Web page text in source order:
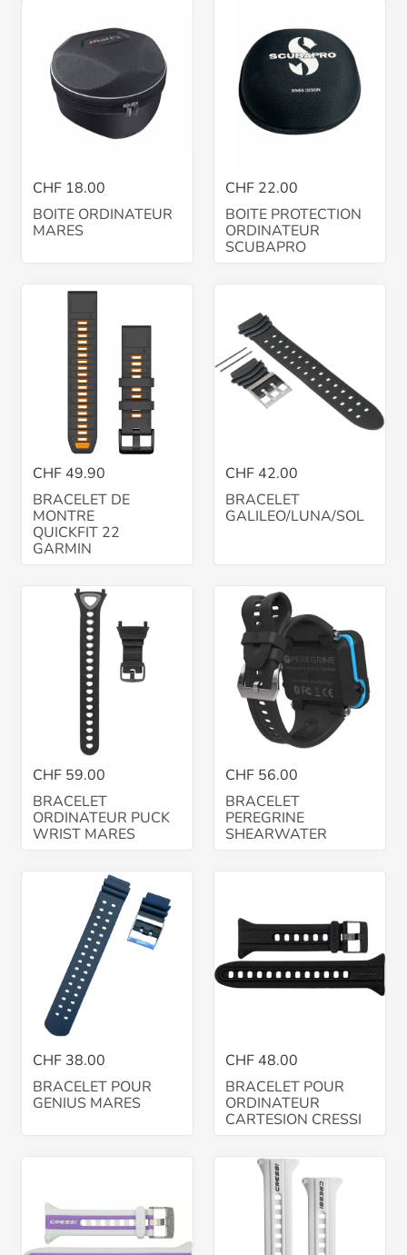
CHF 18.00
BOITE ORDINATEUR
MARES
CHF 22.00
BOITE PROTECTION
ORDINATEUR
SCUBAPRO
CHF 49.90
BRACELET DE
MONTRE
QUICKFIT 22
GARMIN
CHF 42.00
BRACELET
GALILEO/LUNA/SOL
CHF 59.00
BRACELET
ORDINATEUR PUCK
WRIST MARES
CHF 56.00
BRACELET
PEREGRINE
SHEARWATER
CHF 38.00
BRACELET POUR
GENIUS MARES
CHF 48.00
BRACELET POUR
ORDINATEUR
CARTESION CRESSI